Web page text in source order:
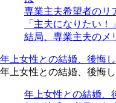
専業主夫希望者のリ
「主夫になりたい
結局、専業主夫のメ
年上女性との結婚、後悔
年上女性との結婚、後悔
年上女性との結婚、